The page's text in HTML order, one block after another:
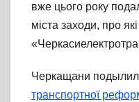
вже цього року
міста заходи, про
Черкащани
транспортної